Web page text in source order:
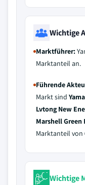
Wichtige
Marktführer:
Marktanteil an.
Führende
Markt sind
Lvtong New
Marshell Green
Marktanteil von
Wichtige